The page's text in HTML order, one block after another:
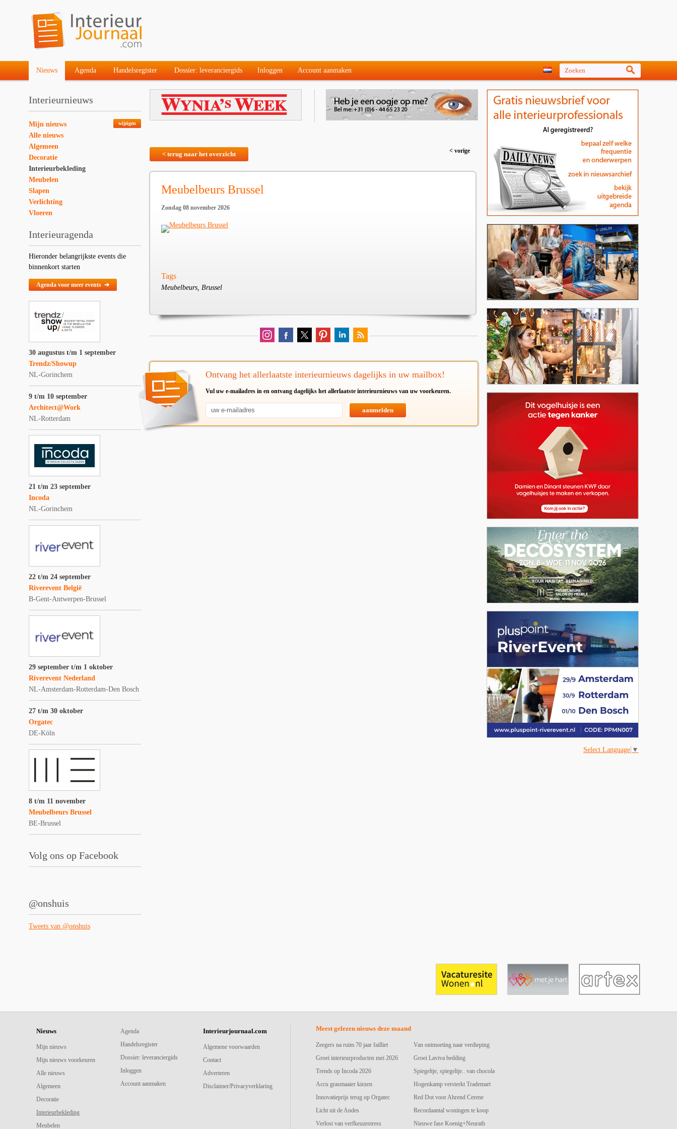
Nieuws Agenda Handelsregister Dossier: leveranciergids Inloggen Account aanmaken
Interieurnieuws
wijzigen
Mijn nieuws
Alle nieuws
Algemeen
Decoratie
Interieurbekleding
Meubelen
Slapen
Verlichting
Vloeren
Interieuragenda
Hieronder belangrijkste events die
binnenkort starten
Agenda voor meer events ➔
30 augustus t/m 1 september
Trendz/Showup
NL-Gorinchem
9 t/m 10 september
Architect@Work
NL-Rotterdam
21 t/m 23 september
Incoda
NL-Gorinchem
22 t/m 24 september
Riverevent België
B-Gent-Antwerpen-Brussel
29 september t/m 1 oktober
Riverevent Nederland
NL-Amsterdam-Rotterdam-Den Bosch
27 t/m 30 oktober
Orgatec
DE-Köln
8 t/m 11 november
Meubelbeurs Brussel
BE-Brussel
Volg ons op Facebook
@onshuis
Tweets van @onshuis
< terug naar het overzicht < vorige
Meubelbeurs Brussel
Zondag 08 november 2026
Tags
Meubelbeurs, Brussel
Ontvang het allerlaatste interieurnieuws dagelijks in uw mailbox!
Vul uw e-mailadres in en ontvang dagelijks het allerlaatste interieurnieuws van uw voorkeuren.
aanmelden
Select Language ▼
Nieuws
Mijn nieuws
Mijn nieuws voorkeuren
Alle nieuws
Algemeen
Decoratie
Interieurbekleding
Meubelen
Agenda
Handelsregister
Dossier: leveranciergids
Inloggen
Account aanmaken
Interieurjournaal.com
Algemene voorwaarden
Contact
Adverteren
Disclaimer/Privacyverklaring
Meest gelezen nieuws deze maand
Zeegers na ruim 70 jaar failliet
Groei interieurproducten mei 2026
Trends op Incoda 2026
Accu grasmaaier kiezen
Innovatieprijs terug op Orgatec
Licht uit de Andes
Verlost van verfkeuzestress
Van ontmoeting naar verdieping
Groei Laviva bedding
Spiegeltje, spiegeltje.. van chocola
Hogenkamp versterkt Trademart
Red Dot voor Ahrend Cerene
Recordaantal woningen te koop
Nieuwe fase Koenig+Neurath